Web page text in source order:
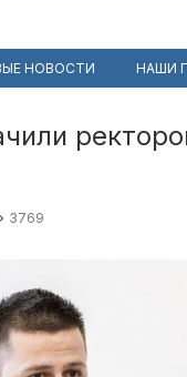
НОВОСТИ НАШИ
3769